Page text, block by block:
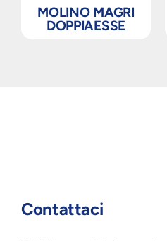
MOLINO MAGRI
DOPPIAESSE
Contattaci